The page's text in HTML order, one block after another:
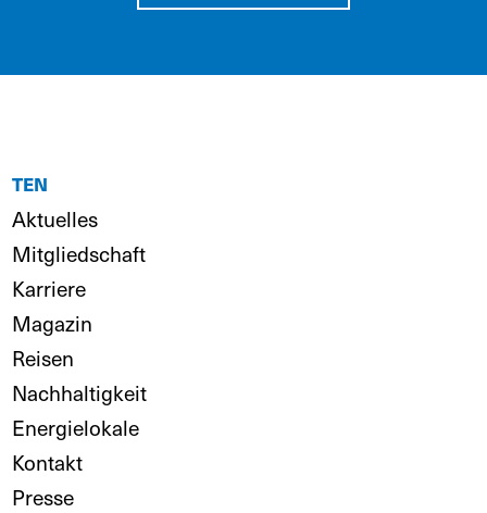
TEN
Aktuelles
Mitgliedschaft
Karriere
Magazin
Reisen
Nachhaltigkeit
Energielokale
Kontakt
Presse